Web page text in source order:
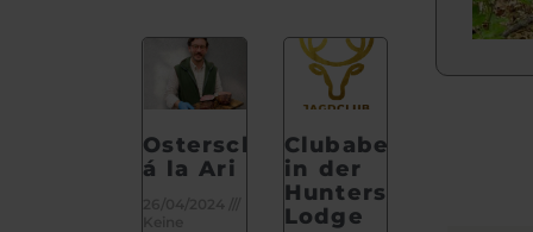
Osterschinken
á la Ari
Clubabend
in der
Hunters
Lodge